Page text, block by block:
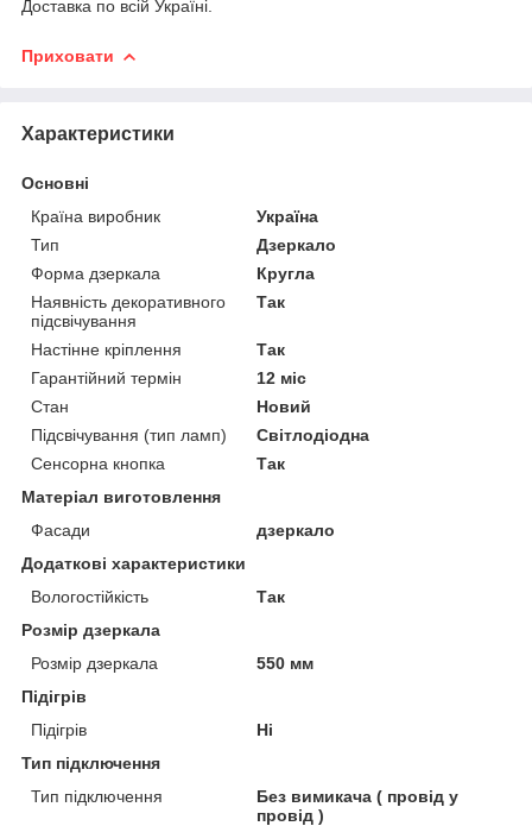
Доставка по всій Україні.
Приховати
Характеристики
Основні
Країна виробник
Україна
Тип
Дзеркало
Форма дзеркала
Кругла
Наявність декоративного
підсвічування
Так
Настінне кріплення
Так
Гарантійний термін
12 міс
Стан
Новий
Підсвічування (тип ламп)
Світлодіодна
Сенсорна кнопка
Так
Матеріал виготовлення
Фасади
дзеркало
Додаткові характеристики
Вологостійкість
Так
Розмір дзеркала
Розмір дзеркала
550 мм
Підігрів
Підігрів
Ні
Тип підключення
Тип підключення
Без вимикача ( провід у
провід )